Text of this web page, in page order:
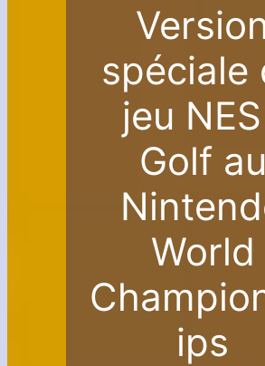
spéciale
jeu
Golf au
World
ips